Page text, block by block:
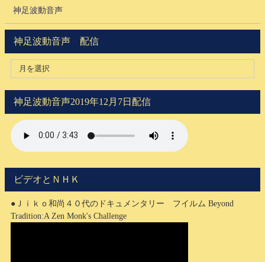
神足波動音声
神足波動音声 配信
神足波動音声2019年12月7日配信
ビデオとＮＨＫ
●Ｊｉｋｏ和尚４０代のドキュメンタリー フイルム Beyond
Tradition:A Zen Monk's Challenge